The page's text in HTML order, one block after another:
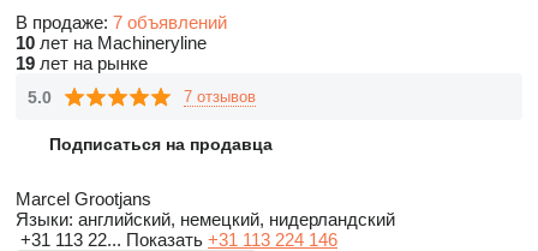
В продаже: 7 объявлений
10 лет на Machineryline
19 лет на рынке
5.0 7 отзывов
Подписаться на продавца
Marcel Grootjans
Языки: английский, немецкий, нидерландский
+31 113 22... Показать +31 113 224 146